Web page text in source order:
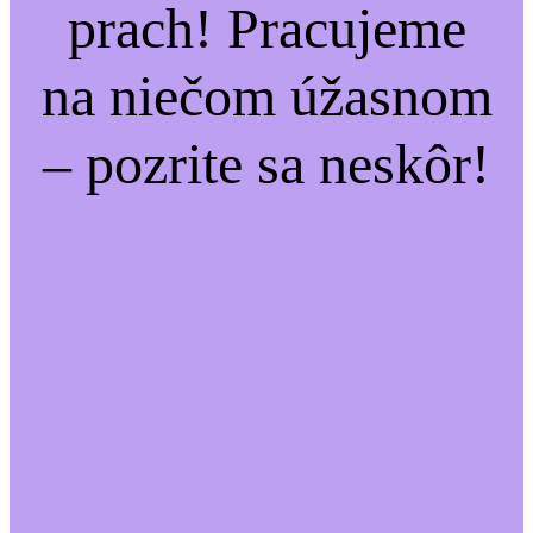
prach! Pracujeme
na niečom úžasnom
– pozrite sa neskôr!